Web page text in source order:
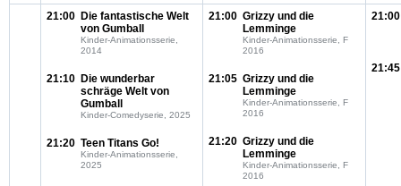
21:00 Die fantastische Welt
von Gumball
Kinder-Animationsserie,
2014
21:10 Die wunderbar
schräge Welt von
Gumball
Kinder-Comedyserie, 2025
21:20 Teen Titans Go!
Kinder-Animationsserie,
2025
21:00 Grizzy und die
Lemminge
Kinder-Animationsserie, F
2016
21:05 Grizzy und die
Lemminge
Kinder-Animationsserie, F
2016
21:20 Grizzy und die
Lemminge
Kinder-Animationsserie, F
2016
21:00
21:45